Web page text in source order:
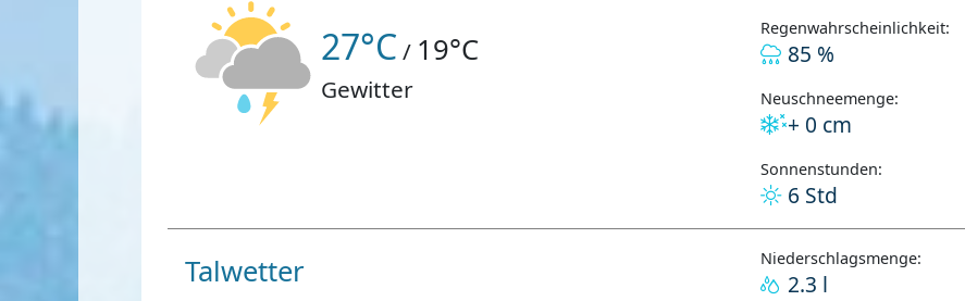
27°C / 19°C
Gewitter
Regenwahrscheinlichkeit:
85 %
Neuschneemenge:
+ 0 cm
Sonnenstunden:
6 Std
Talwetter Niederschlagsmenge:
2.3 l